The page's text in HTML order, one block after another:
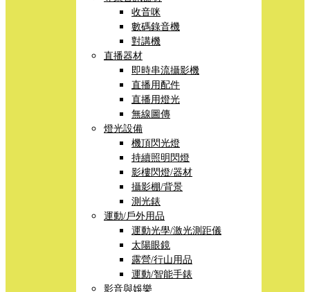
收音咪
數碼錄音機
對講機
直播器材
即時串流攝影機
直播用配件
直播用燈光
無線圖傳
燈光設備
機頂閃光燈
持續照明閃燈
影樓閃燈/器材
攝影棚/背景
測光錶
運動/戶外用品
運動光學/激光測距儀
太陽眼鏡
露營/行山用品
運動/智能手錶
影音與娛樂